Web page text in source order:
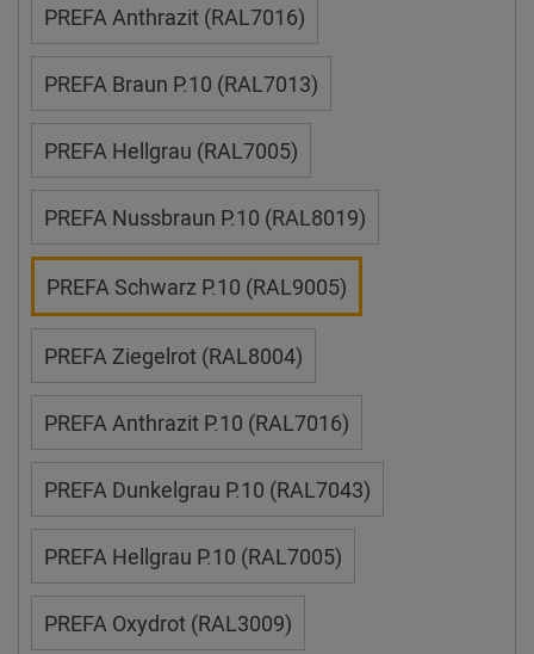
PREFA Anthrazit (RAL7016)
PREFA Braun P.10 (RAL7013)
PREFA Hellgrau (RAL7005)
PREFA Nussbraun P.10 (RAL8019)
PREFA Schwarz P.10 (RAL9005)
PREFA Ziegelrot (RAL8004)
PREFA Anthrazit P.10 (RAL7016)
PREFA Dunkelgrau P.10 (RAL7043)
PREFA Hellgrau P.10 (RAL7005)
PREFA Oxydrot (RAL3009)